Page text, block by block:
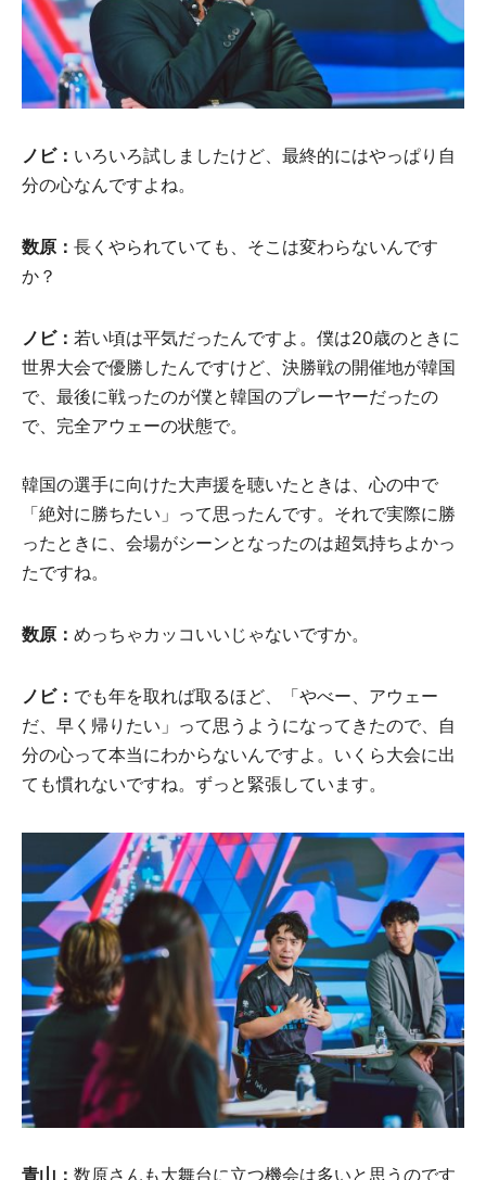
ノビ： いろいろ試しましたけど、最終的にはやっぱり自
分の心なんですよね。
数原： 長くやられていても、そこは変わらないんです
か？
ノビ： 若い頃は平気だったんですよ。僕は20歳のときに
世界大会で優勝したんですけど、決勝戦の開催地が韓国
で、最後に戦ったのが僕と韓国のプレーヤーだったの
で、完全アウェーの状態で。
韓国の選手に向けた大声援を聴いたときは、心の中で
「絶対に勝ちたい」って思ったんです。それで実際に勝
ったときに、会場がシーンとなったのは超気持ちよかっ
たですね。
数原： めっちゃカッコいいじゃないですか。
ノビ： でも年を取れば取るほど、「やべー、アウェー
だ、早く帰りたい」って思うようになってきたので、自
分の心って本当にわからないんですよ。いくら大会に出
ても慣れないですね。ずっと緊張しています。
青山： 数原さんも大舞台に立つ機会は多いと思うのです